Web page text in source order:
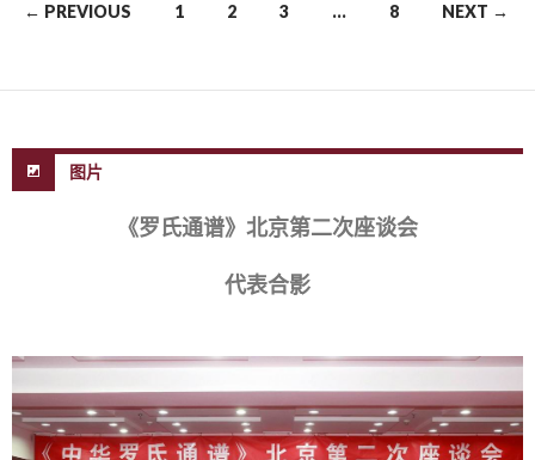
← PREVIOUS 1 2 3 … 8 NEXT →
图片
《罗氏通谱》北京第二次座谈会
代表合影